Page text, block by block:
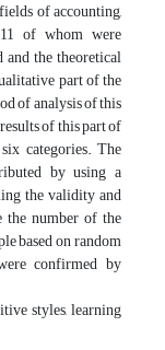
of accounting,
11 of whom were
the theoretical
part of the
of analysis of this
of this part of
categories. The
by using a
the validity and
number of the
based on random
confirmed by
styles, learning